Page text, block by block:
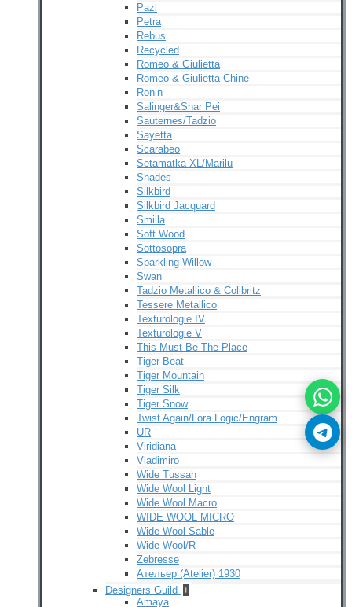
Pazl
Petra
Rebus
Recycled
Romeo & Giulietta
Romeo & Giulietta Chine
Ronin
Salinger&Shar Pei
Sauternes/Tadzio
Sayetta
Scarabeo
Setamatka XL/Marilu
Shades
Silkbird
Silkbird Jacquard
Smilla
Soft Wood
Sottosopra
Sparkling Willow
Swan
Tadzio Metallico & Colibritz
Tessere Metallico
Texturologie IV
Texturologie V
This Must Be The Place
Tiger Beat
Tiger Mountain
Tiger Silk
Tiger Snow
Twist Again/Lora Logic/Engram
UR
Viridiana
Vladimiro
Wide Tussah
Wide Wool Light
Wide Wool Macro
WIDE WOOL MICRO
Wide Wool Sable
Wide Wool/R
Zebresse
Ательер (Atelier) 1930
Designers Guild +
Amaya